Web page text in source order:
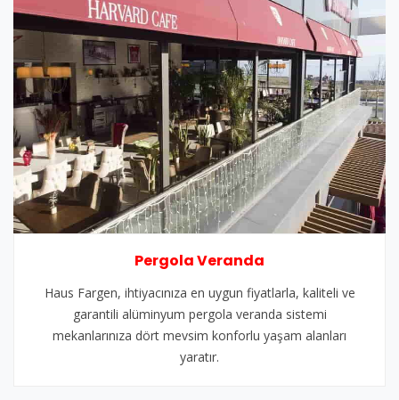
Pergola Veranda
Haus Fargen, ihtiyacınıza en uygun fiyatlarla, kaliteli ve
garantili alüminyum pergola veranda sistemi
mekanlarınıza dört mevsim konforlu yaşam alanları
yaratır.